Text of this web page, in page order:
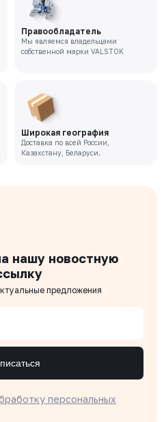
Правообладатель
Мы являемся владельцами
собственной марки VALSTOK
Широкая география
Доставка по всей России,
Казахстану, Беларуси.
нашу новостную
предложения
персональных